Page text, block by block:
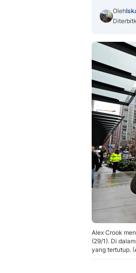
Oleh
Alex Crook
(29/1). Di
yang tertutup.